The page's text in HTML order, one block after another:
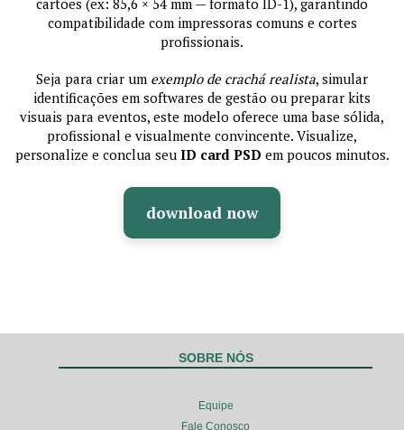
cartões (ex: 85,6 × 54 mm — formato ID-1), garantindo
compatibilidade com impressoras comuns e cortes
profissionais.
Seja para criar um exemplo de crachá realista, simular
identificações em softwares de gestão ou preparar kits
visuais para eventos, este modelo oferece uma base sólida,
profissional e visualmente convincente. Visualize,
personalize e conclua seu ID card PSD em poucos minutos.
download now
SOBRE NÓS
Equipe
Fale Conosco